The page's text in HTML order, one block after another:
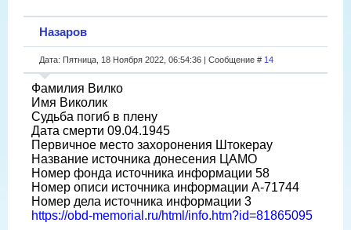
Назаров
Дата: Пятница, 18 Ноября 2022, 06:54:36 | Сообщение # 14
Фамилия Вилко
Имя Виколик
Судьба погиб в плену
Дата смерти 09.04.1945
Первичное место захоронения Штокерау
Название источника донесения ЦАМО
Номер фонда источника информации 58
Номер описи источника информации A-71744
Номер дела источника информации 3
https://obd-memorial.ru/html/info.htm?id=81865095